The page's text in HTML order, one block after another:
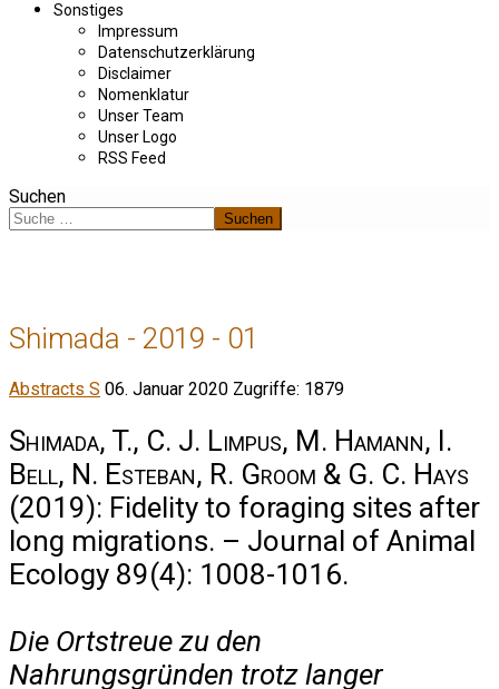
Sonstiges
Impressum
Datenschutzerklärung
Disclaimer
Nomenklatur
Unser Team
Unser Logo
RSS Feed
Suchen
Suchen
Shimada - 2019 - 01
Abstracts S 06. Januar 2020 Zugriffe: 1879
Shimada, T., C. J. Limpus, M. Hamann, I.
Bell, N. Esteban, R. Groom & G. C. Hays
(2019): Fidelity to foraging sites after
long migrations. – Journal of Animal
Ecology 89(4): 1008-1016.
Die Ortstreue zu den
Nahrungsgründen trotz langer